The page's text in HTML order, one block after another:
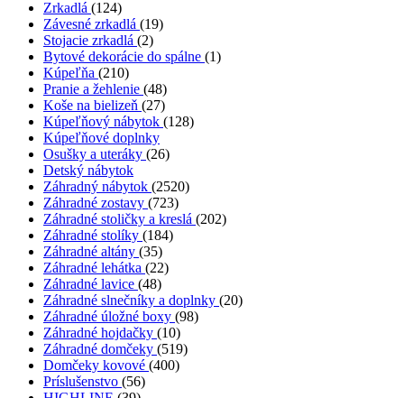
Zrkadlá (124)
Závesné zrkadlá (19)
Stojacie zrkadlá (2)
Bytové dekorácie do spálne (1)
Kúpeľňa (210)
Pranie a žehlenie (48)
Koše na bielizeň (27)
Kúpeľňový nábytok (128)
Kúpeľňové doplnky
Osušky a uteráky (26)
Detský nábytok
Záhradný nábytok (2520)
Záhradné zostavy (723)
Záhradné stoličky a kreslá (202)
Záhradné stolíky (184)
Záhradné altány (35)
Záhradné lehátka (22)
Záhradné lavice (48)
Záhradné slnečníky a doplnky (20)
Záhradné úložné boxy (98)
Záhradné hojdačky (10)
Záhradné domčeky (519)
Domčeky kovové (400)
Príslušenstvo (56)